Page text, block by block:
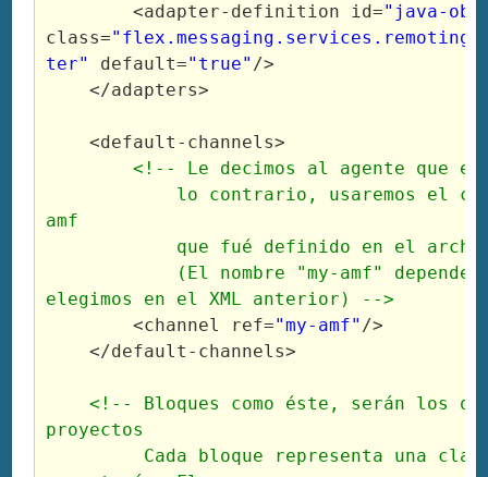
<adapter-definition id="java-
class=
ter"
default="true" />
</adapters>
<default -channels>
<!-- Le decimos al agente que
lo contrario, usaremos el canal
amf
que fué definido en el
(El nombre "my-amf" depende
elegimos en el XML anterior) -->
<channel
ref="my-amf" />
</default -channels>
<!-- Bloques como éste, serán los
proyectos
Cada bloque representa una clase